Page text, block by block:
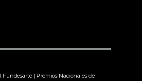
Fundesarte | Premios Nacionales de